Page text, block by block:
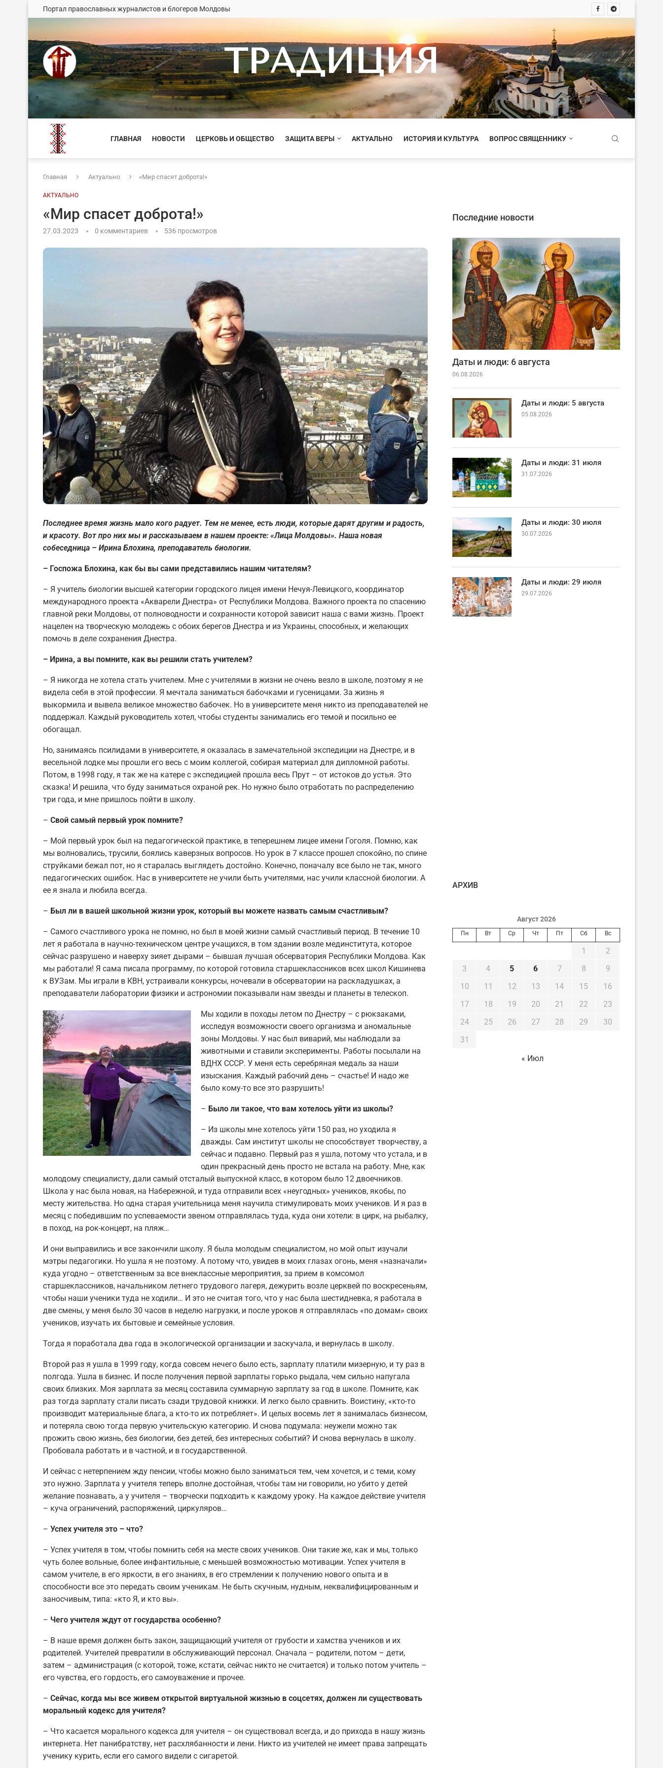
Портал православных журналистов и блогеров Молдовы
ТРАДИЦИЯ
ГЛАВНАЯ НОВОСТИ ЦЕРКОВЬ И ОБЩЕСТВО ЗАЩИТА ВЕРЫ АКТУАЛЬНО ИСТОРИЯ И КУЛЬТУРА ВОПРОС СВЯЩЕННИКУ
Главная Актуально «Мир спасет доброта!»
АКТУАЛЬНО
«Мир спасет доброта!»
27.03.2023 0 комментариев 536 просмотров
Последнее время жизнь мало кого радует. Тем не менее, есть люди, которые дарят другим и радость,
и красоту. Вот про них мы и рассказываем в нашем проекте: «Лица Молдовы». Наша новая
собеседница – Ирина Блохина, преподаватель биологии.
– Госпожа Блохина, как бы вы сами представились нашим читателям?
– Я учитель биологии высшей категории городского лицея имени Нечуя-Левицкого, координатор
международного проекта «Акварели Днестра» от Республики Молдова. Важного проекта по спасению
главной реки Молдовы, от полноводности и сохранности которой зависит наша с вами жизнь. Проект
нацелен на творческую молодежь с обоих берегов Днестра и из Украины, способных, и желающих
помочь в деле сохранения Днестра.
– Ирина, а вы помните, как вы решили стать учителем?
– Я никогда не хотела стать учителем. Мне с учителями в жизни не очень везло в школе, поэтому я не
видела себя в этой профессии. Я мечтала заниматься бабочками и гусеницами. За жизнь я
выкормила и вывела великое множество бабочек. Но в университете меня никто из преподавателей не
поддержал. Каждый руководитель хотел, чтобы студенты занимались его темой и посильно ее
обогащал.
Но, занимаясь псилидами в университете, я оказалась в замечательной экспедиции на Днестре, и в
весельной лодке мы прошли его весь с моим коллегой, собирая материал для дипломной работы.
Потом, в 1998 году, я так же на катере с экспедицией прошла весь Прут – от истоков до устья. Это
сказка! И решила¸ что буду заниматься охраной рек. Но нужно было отработать по распределению
три года, и мне пришлось пойти в школу.
– Свой самый первый урок помните?
– Мой первый урок был на педагогической практике, в теперешнем лицее имени Гоголя. Помню, как
мы волновались, трусили, боялись каверзных вопросов. Но урок в 7 классе прошел спокойно, по спине
струйками бежал пот, но я старалась выглядеть достойно. Конечно, поначалу все было не так, много
педагогических ошибок. Нас в университете не учили быть учителями, нас учили классной биологии. А
ее я знала и любила всегда.
– Был ли в вашей школьной жизни урок, который вы можете назвать самым счастливым?
– Самого счастливого урока не помню, но был в моей жизни самый счастливый период. В течение 10
лет я работала в научно-техническом центре учащихся, в том здании возле мединститута, которое
сейчас разрушено и наверху зияет дырами – бывшая лучшая обсерватория Республики Молдова. Как
мы работали! Я сама писала программу, по которой готовила старшеклассников всех школ Кишинева
к ВУЗам. Мы играли в КВН, устраивали конкурсы, ночевали в обсерватории на раскладушках, а
преподаватели лаборатории физики и астрономии показывали нам звезды и планеты в телескоп.
Мы ходили в походы летом по Днестру – с рюкзаками,
исследуя возможности своего организма и аномальные
зоны Молдовы. У нас был виварий, мы наблюдали за
животными и ставили эксперименты. Работы посылали на
ВДНХ СССР. У меня есть серебряная медаль за наши
изыскания. Каждый рабочий день – счастье! И надо же
было кому-то все это разрушить!
– Было ли такое, что вам хотелось уйти из школы?
– Из школы мне хотелось уйти 150 раз, но уходила я
дважды. Сам институт школы не способствует творчеству, а
сейчас и подавно. Первый раз я ушла, потому что устала, и в
один прекрасный день просто не встала на работу. Мне, как
молодому специалисту, дали самый отсталый выпускной класс, в котором было 12 двоечников.
Школа у нас была новая, на Набережной, и туда отправили всех «неугодных» учеников, якобы, по
месту жительства. Но одна старая учительница меня научила стимулировать моих учеников. И я раз в
месяц с победившим по успеваемости звеном отправлялась туда, куда они хотели: в цирк, на рыбалку,
в поход, на рок-концерт, на пляж…
И они выправились и все закончили школу. Я была молодым специалистом, но мой опыт изучали
мэтры педагогики. Но ушла я не поэтому. А потому что, увидев в моих глазах огонь, меня «назначали»
куда угодно – ответственным за все внеклассные мероприятия, за прием в комсомол
старшеклассников, начальником летнего трудового лагеря, дежурить возле церквей по воскресеньям,
чтобы наши ученики туда не ходили… И это не считая того, что у нас была шестидневка, я работала в
две смены, у меня было 30 часов в неделю нагрузки, и после уроков я отправлялась «по домам» своих
учеников, изучать их бытовые и семейные условия.
Тогда я поработала два года в экологической организации и заскучала, и вернулась в школу.
Второй раз я ушла в 1999 году, когда совсем нечего было есть, зарплату платили мизерную, и ту раз в
полгода. Ушла в бизнес. И после получения первой зарплаты горько рыдала, чем сильно напугала
своих близких. Моя зарплата за месяц составила суммарную зарплату за год в школе. Помните, как
раз тогда зарплату стали писать сзади трудовой книжки. И легко было сравнить. Воистину, «кто-то
производит материальные блага, а кто-то их потребляет». И целых восемь лет я занималась бизнесом,
и потеряла свою тогда первую учительскую категорию. И снова подумала: неужели можно так
прожить свою жизнь, без биологии, без детей, без интересных событий? И снова вернулась в школу.
Пробовала работать и в частной, и в государственной.
И сейчас с нетерпением жду пенсии, чтобы можно было заниматься тем, чем хочется, и с теми, кому
это нужно. Зарплата у учителя теперь вполне достойная, чтобы там ни говорили, но убито у детей
желание познавать, а у учителя – творчески подходить к каждому уроку. На каждое действие учителя
– куча ограничений, распоряжений, циркуляров…
– Успех учителя это – что?
– Успех учителя в том, чтобы помнить себя на месте своих учеников. Они такие же, как и мы, только
чуть более вольные, более инфантильные, с меньшей возможностью мотивации. Успех учителя в
самом учителе, в его яркости, в его знаниях, в его стремлении к получению нового опыта и в
способности все это передать своим ученикам. Не быть скучным, нудным, неквалифицированным и
заносчивым, типа: «кто Я, и кто вы».
– Чего учителя ждут от государства особенно?
– В наше время должен быть закон, защищающий учителя от грубости и хамства учеников и их
родителей. Учителей превратили в обслуживающий персонал. Сначала – родители, потом – дети,
затем – администрация (с которой, тоже, кстати, сейчас никто не считается) и только потом учитель –
его чувства, его гордость, его самоуважение и прочее.
– Сейчас, когда мы все живем открытой виртуальной жизнью в соцсетях, должен ли существовать
моральный кодекс для учителя?
– Что касается морального кодекса для учителя – он существовал всегда, и до прихода в нашу жизнь
интернета. Нет панибратству, нет расхлябанности и лени. Никто из учителей не имеет права запрещать
ученику курить, если его самого видели с сигаретой.
Последние новости
Даты и люди: 6 августа
06.08.2026
Даты и люди: 5 августа
05.08.2026
Даты и люди: 31 июля
31.07.2026
Даты и люди: 30 июля
30.07.2026
Даты и люди: 29 июля
29.07.2026
AРХИВ
Август 2026
Пн Вт Ср Чт Пт Сб Вс
1
2
3
4 5 6 7 8
9
10
11 12 13 14 15
16
17
18 19 20 21 22
23
24
25 26 27 28 29
30
31
« Июл